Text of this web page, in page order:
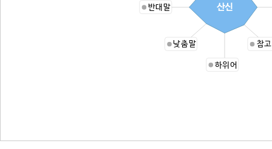
참
하위어
낮춤말
반대말 산신